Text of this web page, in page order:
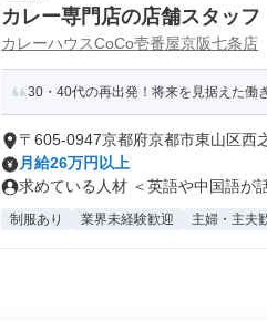
カレー専門店の店舗スタッフ
カレーハウスCoCo壱番屋京阪七条店
30・40代の再出発！将来を見据えた働
〒605-0947京都府京都市東山区西
月給26万円以上
求めている人材 ＜英語や中国語が
制服あり 業界未経験歓迎 主婦・主夫